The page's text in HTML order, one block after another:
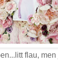
flau, men